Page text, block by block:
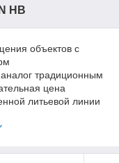
HB
объектов с
традиционным
цена
литьевой линии
пожароопасных